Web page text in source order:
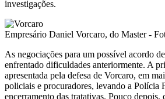
investigações.
Empresário Daniel Vorcaro, do Master -
As negociações para um possível acordo
enfrentado dificuldades anteriormente. A
apresentada pela defesa de Vorcaro, em
policiais e procuradores, levando a Polícia
encerramento das tratativas. Pouco depois,